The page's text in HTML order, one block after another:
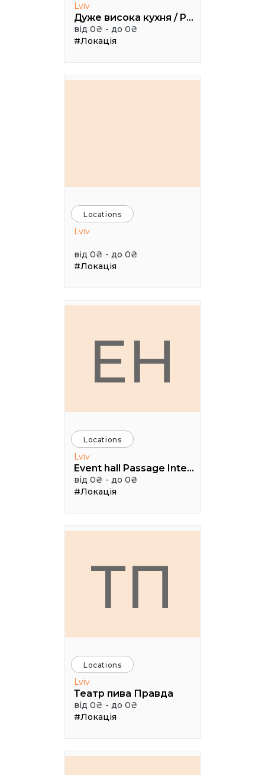
Lviv
Дуже висока кухня / Pretty High Kitchen
від 0₴ - до 0₴
#Локація
Locations
Lviv
від 0₴ - до 0₴
#Локація
EH
Locations
Lviv
Event hall Passage Interdit
від 0₴ - до 0₴
#Локація
ТП
Locations
Lviv
Театр пива Правда
від 0₴ - до 0₴
#Локація